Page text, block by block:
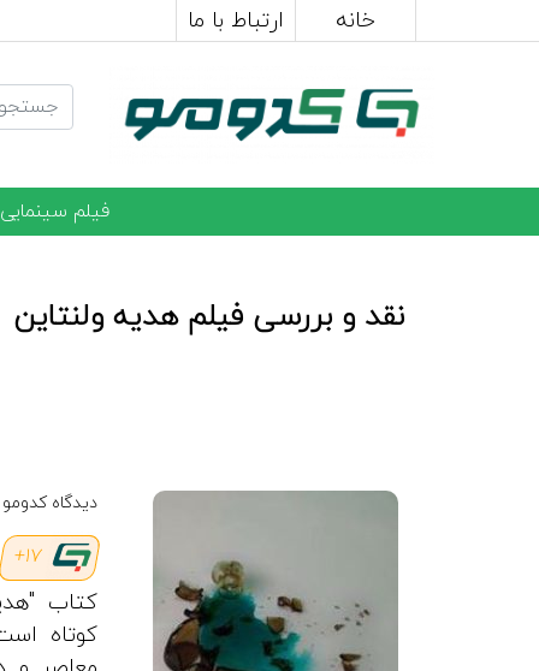
خانه ارتباط با ما
فیلم سینمایی
نقد و بررسی فیلم هدیه ولنتاین
دیدگاه کدومو
17+
کتاب
کوتاه